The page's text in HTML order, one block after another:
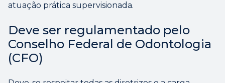
atuação prática supervisionada.
Deve ser regulamentado pelo
Conselho Federal de Odontologia
(CFO)